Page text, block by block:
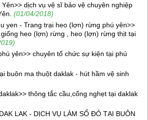
dịch vụ vệ sĩ bảo vệ chuyên nghiệp
(01/04/2018)
yen - Trang trại heo (lợn) rừng phú yên>>
heo (lợn) rừng , heo (lợn) rừng thịt tại
yên>> chuyên tổ chức sự kiện tại phú
buôn ma thuột daklak - hút hầm vệ sinh
thông tắc cầu,cống nghẹt tại daklak
LAK - DỊCH VỤ LÀM SỔ ĐỎ TẠI BUÔN